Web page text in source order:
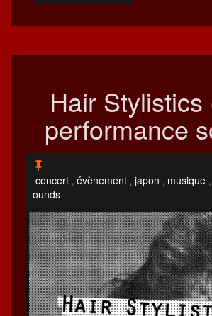
Hair Stylistics
performance
concert , évènement , japon , musique ,
ounds